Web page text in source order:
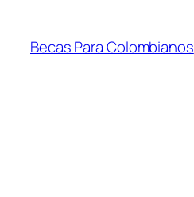
contenido
Becas Para Colombianos